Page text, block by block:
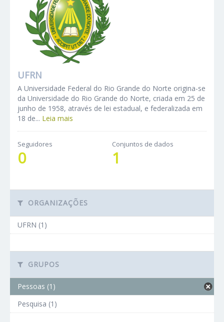
UFRN
A Universidade Federal do Rio Grande do Norte origina-se
da Universidade do Rio Grande do Norte, criada em 25 de
junho de 1958, através de lei estadual, e federalizada em
18 de... Leia mais
Seguidores
0
Conjuntos de dados
1
ORGANIZAÇÕES
UFRN (1)
GRUPOS
Pessoas (1)
Pesquisa (1)